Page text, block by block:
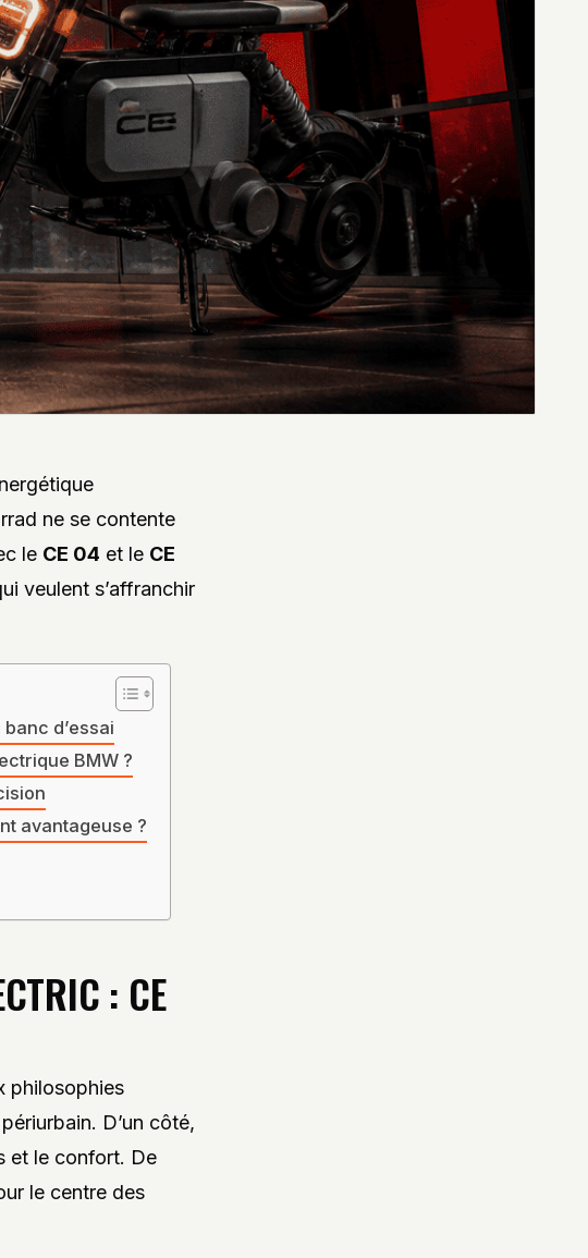
ne se contente
le CE 04 et le CE
veulent s’affranchir
d’essai
BMW ?
avantageuse ?
: CE
philosophies
D’un côté,
et le confort. De
le centre des